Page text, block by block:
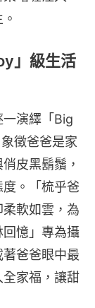
」級生活
演繹「Big
徵爸爸是家
皮黑鬍鬚，
。「梳乎爸
軟如雲，為
憶」專為攝
爸爸眼中最
家福，讓甜